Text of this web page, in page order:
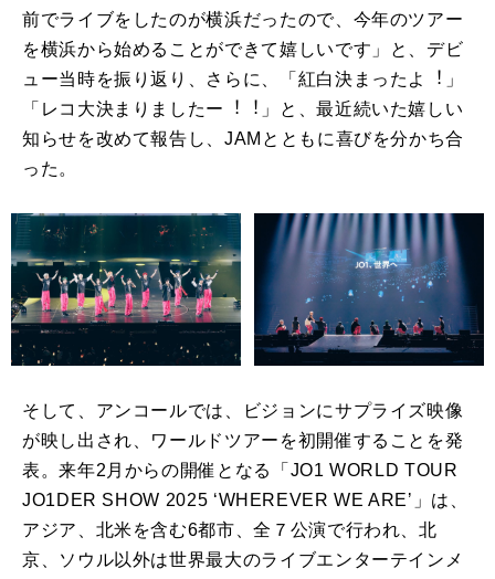
前でライブをしたのが横浜だったので、今年のツアー
を横浜から始めることができて嬉しいです」と、デビ
ュー当時を振り返り、さらに、「紅⽩決まったよ︕」
「レコ⼤決まりましたー︕︕」と、最近続いた嬉しい
知らせを改めて報告し、JAMとともに喜びを分かち合
った。
そして、アンコールでは、ビジョンにサプライズ映像
が映し出され、ワールドツアーを初開催することを発
表。来年2⽉からの開催となる「JO1 WORLD TOUR
JO1DER SHOW 2025 ʻWHEREVER WE AREʼ」は、
アジア、北⽶を含む6都市、全７公演で⾏われ、北
京、ソウル以外は世界最⼤のライブエンターテインメ